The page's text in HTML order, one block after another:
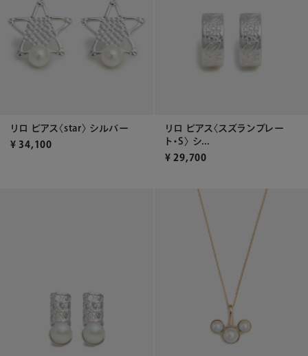
リロ ピアス〈star〉 シルバー
¥ 34,100
リロ ピアス〈スズランプレー
ト・S〉 シ...
¥ 29,700